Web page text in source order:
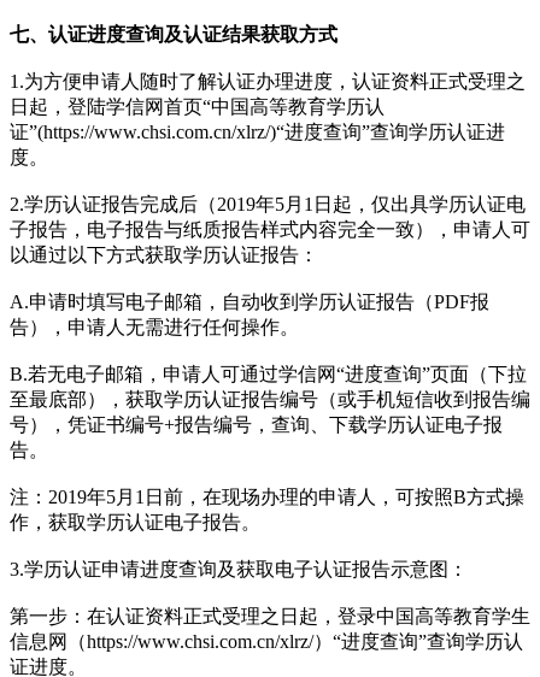
七、认证进度查询及认证结果获取方式
1.为方便申请人随时了解认证办理进度，认证资料正式受理之
日起，登陆学信网首页“中国高等教育学历认
证”(https://www.chsi.com.cn/xlrz/)“进度查询”查询学历认证进
度。
2.学历认证报告完成后（2019年5月1日起，仅出具学历认证电
子报告，电子报告与纸质报告样式内容完全一致），申请人可
以通过以下方式获取学历认证报告：
A.申请时填写电子邮箱，自动收到学历认证报告（PDF报
告），申请人无需进行任何操作。
B.若无电子邮箱，申请人可通过学信网“进度查询”页面（下拉
至最底部），获取学历认证报告编号（或手机短信收到报告编
号），凭证书编号+报告编号，查询、下载学历认证电子报
告。
注：2019年5月1日前，在现场办理的申请人，可按照B方式操
作，获取学历认证电子报告。
3.学历认证申请进度查询及获取电子认证报告示意图：
第一步：在认证资料正式受理之日起，登录中国高等教育学生
信息网（https://www.chsi.com.cn/xlrz/）“进度查询”查询学历认
证进度。